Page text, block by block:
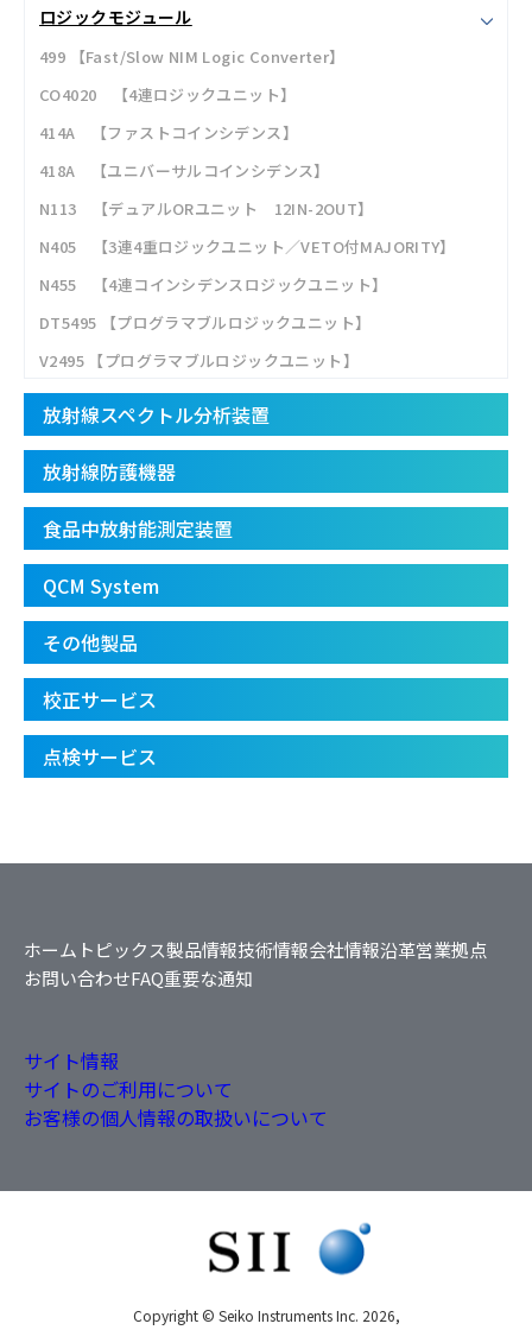
ロジックモジュール
499 【Fast/Slow NIM Logic Converter】
CO4020 【4連ロジックユニット】
414A 【ファストコインシデンス】
418A 【ユニバーサルコインシデンス】
N113 【デュアルORユニット 12IN-2OUT】
N405 【3連4重ロジックユニット／VETO付MAJORITY】
N455 【4連コインシデンスロジックユニット】
DT5495 【プログラマブルロジックユニット】
V2495 【プログラマブルロジックユニット】
放射線スペクトル分析装置
放射線防護機器
食品中放射能測定装置
QCM System
その他製品
校正サービス
点検サービス
ホーム トピックス製品情報技術情報会社情報沿革営業拠点
お問い合わせFAQ重要な通知
サイト情報
サイトのご利用について
お客様の個人情報の取扱いについて
Copyright © Seiko Instruments Inc. 2026,